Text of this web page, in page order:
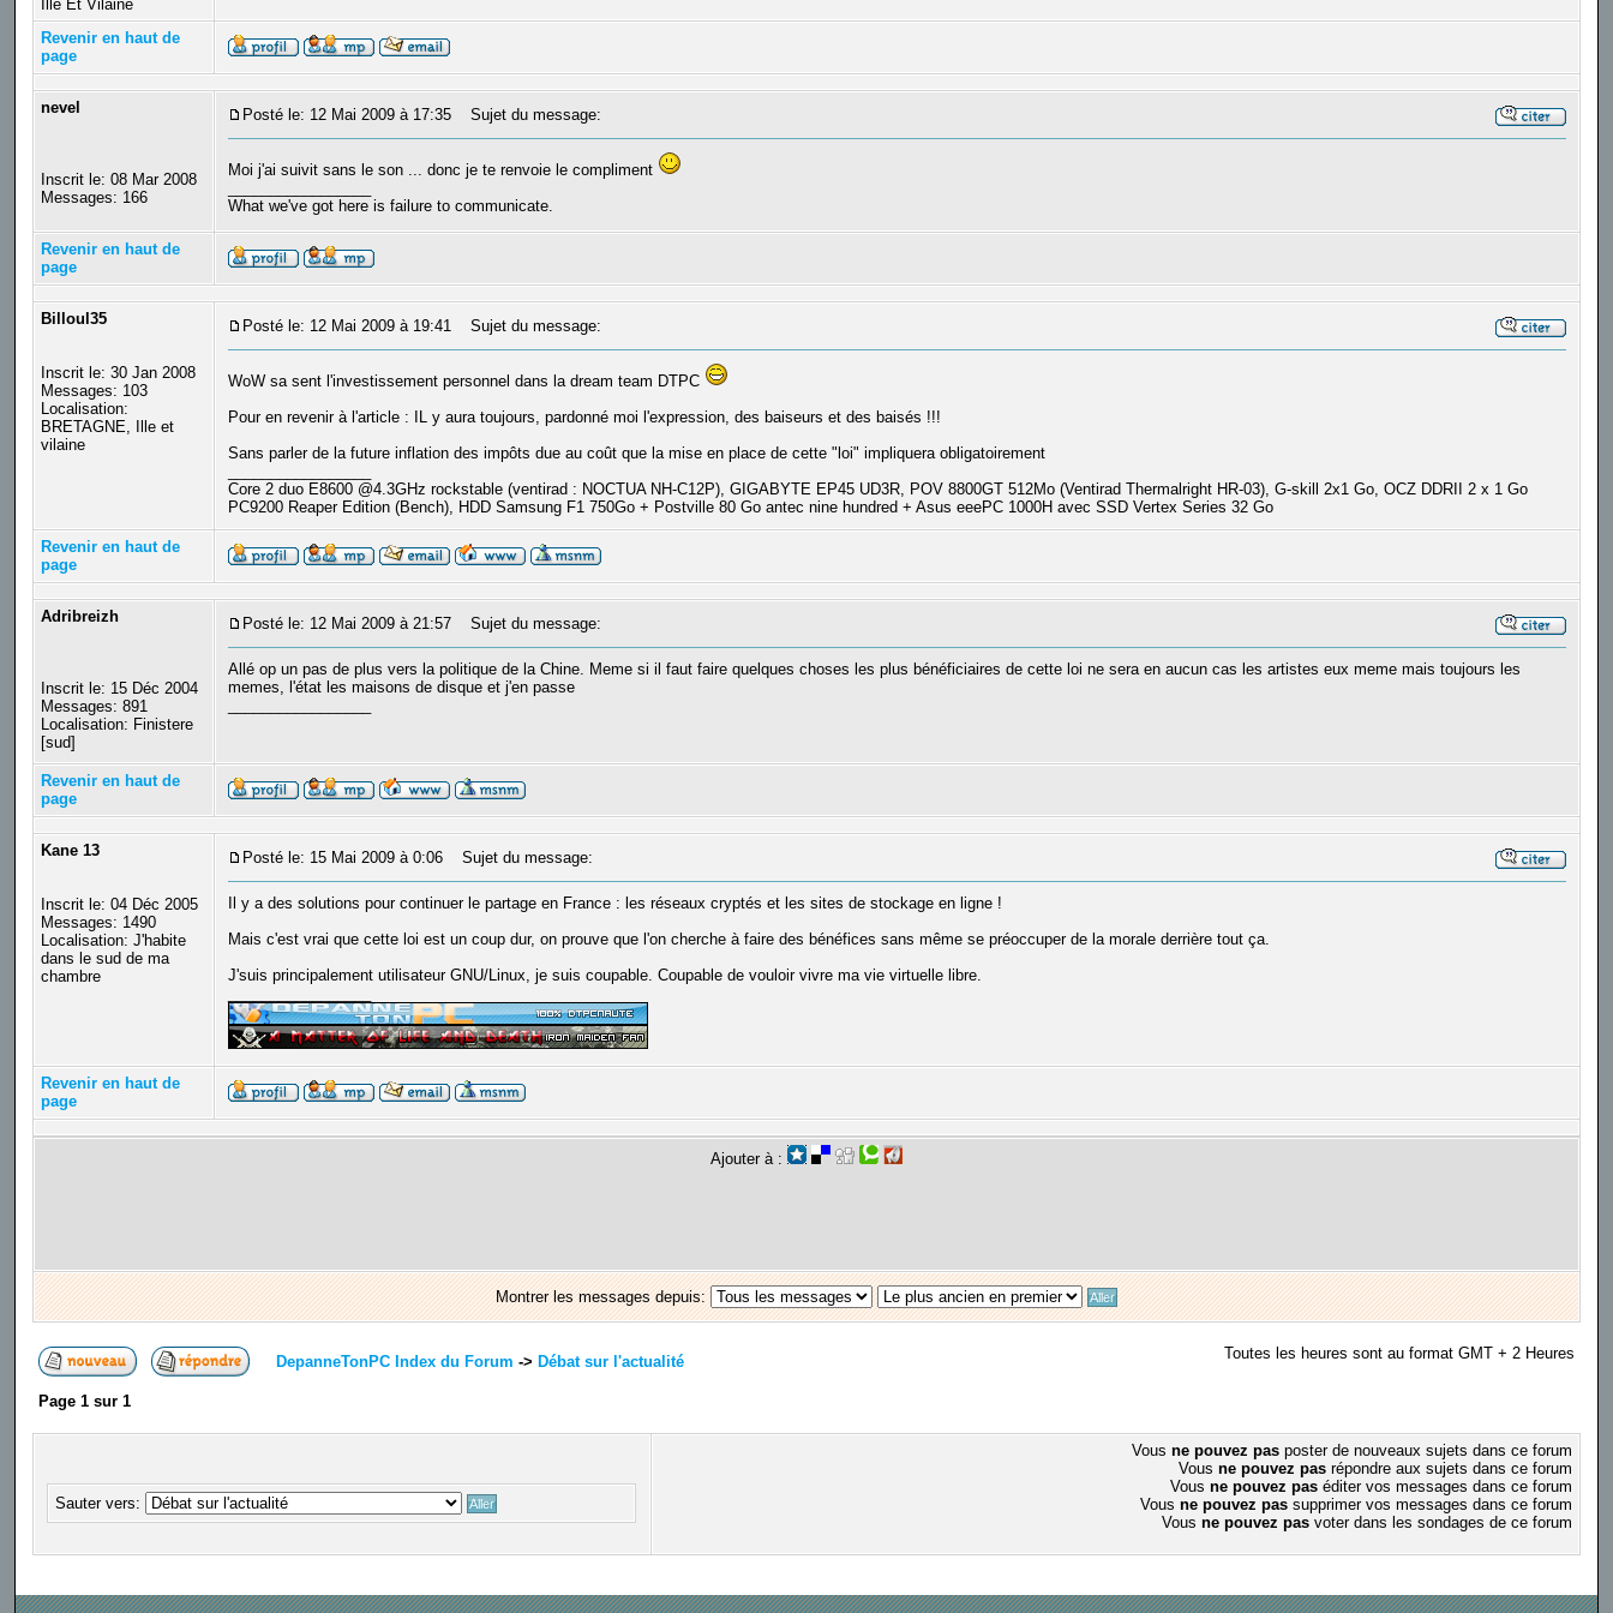
Ille Et Vilaine
Revenir en haut de
page
nevel
Inscrit le: 08 Mar 2008
Messages: 166
Posté le: 12 Mai 2009 à 17:35 Sujet du message:
Moi j'ai suivit sans le son ... donc je te renvoie le compliment
What we've got here is failure to communicate.
Revenir en haut de
page
Billoul35
Inscrit le: 30 Jan 2008
Messages: 103
Localisation:
BRETAGNE, Ille et
vilaine
Posté le: 12 Mai 2009 à 19:41 Sujet du message:
WoW sa sent l'investissement personnel dans la dream team DTPC
Pour en revenir à l'article : IL y aura toujours, pardonné moi l'expression, des baiseurs et des baisés !!!
Sans parler de la future inflation des impôts due au coût que la mise en place de cette "loi" impliquera obligatoirement
Core 2 duo E8600 @4.3GHz rockstable (ventirad : NOCTUA NH-C12P), GIGABYTE EP45 UD3R, POV 8800GT 512Mo (Ventirad Thermalright HR-03), G-skill 2x1 Go, OCZ DDRII 2 x 1 Go
PC9200 Reaper Edition (Bench), HDD Samsung F1 750Go + Postville 80 Go antec nine hundred + Asus eeePC 1000H avec SSD Vertex Series 32 Go
Revenir en haut de
page
Adribreizh
Inscrit le: 15 Déc 2004
Messages: 891
Localisation: Finistere
[sud]
Posté le: 12 Mai 2009 à 21:57 Sujet du message:
Allé op un pas de plus vers la politique de la Chine. Meme si il faut faire quelques choses les plus bénéficiaires de cette loi ne sera en aucun cas les artistes eux meme mais toujours les
memes, l'état les maisons de disque et j'en passe
Revenir en haut de
page
Kane 13
Inscrit le: 04 Déc 2005
Messages: 1490
Localisation: J'habite
dans le sud de ma
chambre
Posté le: 15 Mai 2009 à 0:06 Sujet du message:
Il y a des solutions pour continuer le partage en France : les réseaux cryptés et les sites de stockage en ligne !
Mais c'est vrai que cette loi est un coup dur, on prouve que l'on cherche à faire des bénéfices sans même se préoccuper de la morale derrière tout ça.
J'suis principalement utilisateur GNU/Linux, je suis coupable. Coupable de vouloir vivre ma vie virtuelle libre.
Revenir en haut de
page
Ajouter à :
Montrer les messages depuis:
DepanneTonPC Index du Forum -> Débat sur l'actualité Toutes les heures sont au format GMT + 2 Heures
Page 1sur 1
Sauter vers:
Vous ne pouvez pasposter de nouveaux sujets dans ce forum
Vous ne pouvez pasrépondre aux sujets dans ce forum
Vous ne pouvez paséditer vos messages dans ce forum
Vous ne pouvez passupprimer vos messages dans ce forum
Vous ne pouvez pasvoter dans les sondages de ce forum